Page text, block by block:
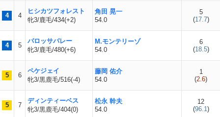
4 4
ヒシカツフォレスト
牝3/鹿毛/434(+2)
角田 晃一
54.0
5
(17.7)
4 5
バロッサバレー
牝3/鹿毛/480(+6)
M.モンテリーゾ
54.0
6
(18.5)
5 6
ペケジェイ
牝3/黒鹿毛/516(-4)
藤岡 佑介
54.0
1
(2.6)
5 7
ディンティーベス
牝3/黒鹿毛/404(0)
松永 幹夫
54.0
12
(96.1)